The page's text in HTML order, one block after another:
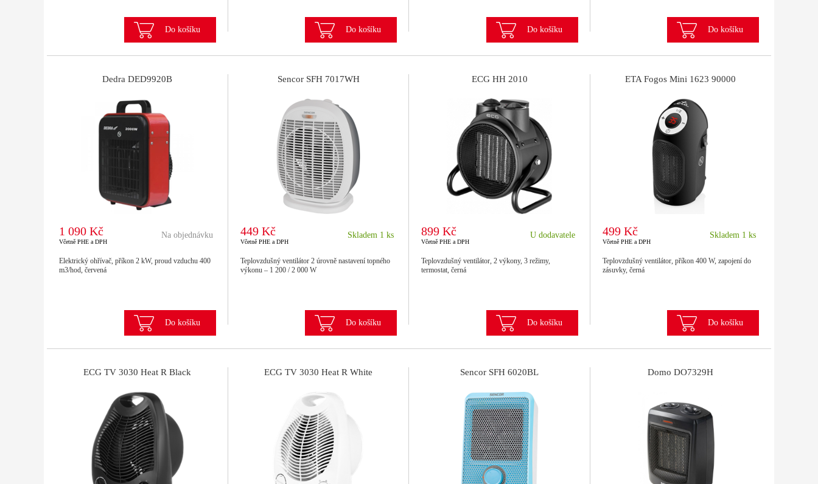
Do košíku Do košíku Do košíku Do košíku
Dedra DED9920B
1 090 Kč
Včetně PHE a DPH
Na objednávku
Elektrický ohřívač, příkon 2 kW, proud vzduchu 400
m3/hod, červená
Do košíku
Sencor SFH 7017WH
449 Kč
Včetně PHE a DPH
Skladem 1 ks
Teplovzdušný ventilátor 2 úrovně nastavení topného
výkonu – 1 200 / 2 000 W
Do košíku
ECG HH 2010
899 Kč
Včetně PHE a DPH
U dodavatele
Teplovzdušný ventilátor, 2 výkony, 3 režimy,
termostat, černá
Do košíku
ETA Fogos Mini 1623 90000
499 Kč
Včetně PHE a DPH
Skladem 1 ks
Teplovzdušný ventilátor, příkon 400 W, zapojení do
zásuvky, černá
Do košíku
ECG TV 3030 Heat R Black ECG TV 3030 Heat R White Sencor SFH 6020BL Domo DO7329H